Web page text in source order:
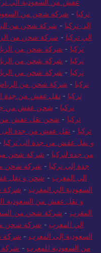
تركيا - شركة شحن من
الى تركيا - شركة شحن من
الي تركيا - شركة شحن من
تركيا - شركة شحن من
تركيا - شركة شحن من
تركيا - شركة شحن من
تركيا - شركة شحن من الرياض
تركيا - نقل عفش من جدة
تركيا - شحن عفش من
تركيا - شحن نقل عفش من
تركيا - نقل عفش من جدة الى
و نقل عفش من جدة الى تركيا
من جدة لتركيا - شركة شحن من
جدة إلى تركيا - شركة شحن
الي المغرب - شحن و نقل
السعودية الي المغرب - شركة
و نقل عفش من السعودية
المغرب - شركة شحن من
الي المغرب - شركة شحن
السعودية إلى المغرب - شركة
من السعودية للمغرب - شركة